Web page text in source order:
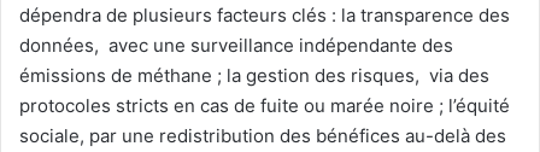
dépendra de plusieurs facteurs clés : la transparence des
données, avec une surveillance indépendante des
émissions de méthane ; la gestion des risques, via des
protocoles stricts en cas de fuite ou marée noire ; l’équité
sociale, par une redistribution des bénéfices au-delà des